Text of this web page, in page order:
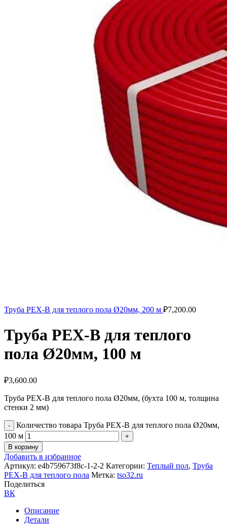
Труба PEX-B для теплого пола Ø20мм, 200 м ₽7,200.00
Труба PEX-B для теплого
пола Ø20мм, 100 м
₽3,600.00
Труба PEX-B для теплого пола Ø20мм, (бухта 100 м, толщина
стенки 2 мм)
Количество товара Труба PEX-B для теплого пола Ø20мм,
100 м
В корзину
Добавить в избранное
Артикул: e4b759673f8c-1-2-2 Категории: Теплый пол, Труба
PEX-B для теплого пола Метка: tso32.ru
Поделиться
ВК
Описание
Детали